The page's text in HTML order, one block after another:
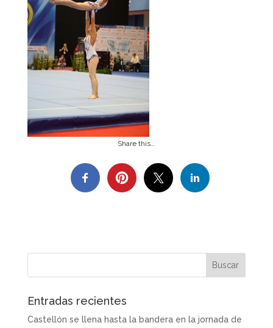
Share this…
Entradas recientes
Castellón se llena hasta la bandera en la jornada de